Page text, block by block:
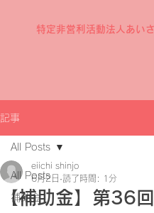
特定非営利活動法人あい
記事
All Posts
補助金
All Posts
【補助金】第36
eiichi shinjo
6月2日 読了時間: 1分